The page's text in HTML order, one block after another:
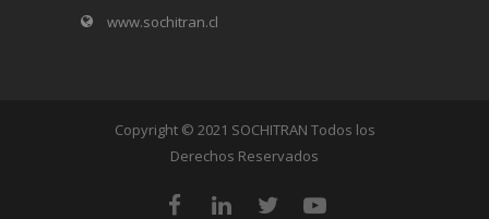
www.sochitran.cl
Copyright © 2021 SOCHITRAN Todos los
Derechos Reservados